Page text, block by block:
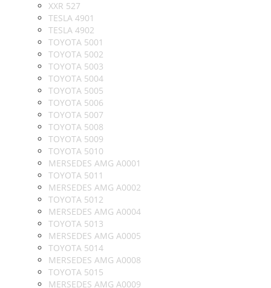
XXR 527
TESLA 4901
TESLA 4902
TOYOTA 5001
TOYOTA 5002
TOYOTA 5003
TOYOTA 5004
TOYOTA 5005
TOYOTA 5006
TOYOTA 5007
TOYOTA 5008
TOYOTA 5009
TOYOTA 5010
MERSEDES AMG A0001
TOYOTA 5011
MERSEDES AMG A0002
TOYOTA 5012
MERSEDES AMG A0004
TOYOTA 5013
MERSEDES AMG A0005
TOYOTA 5014
MERSEDES AMG A0008
TOYOTA 5015
MERSEDES AMG A0009